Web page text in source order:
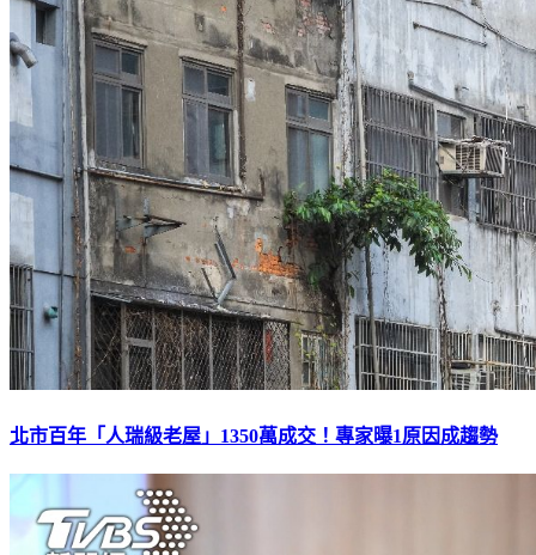
北市百年「人瑞級老屋」1350萬成交！專家曝1原因成趨勢